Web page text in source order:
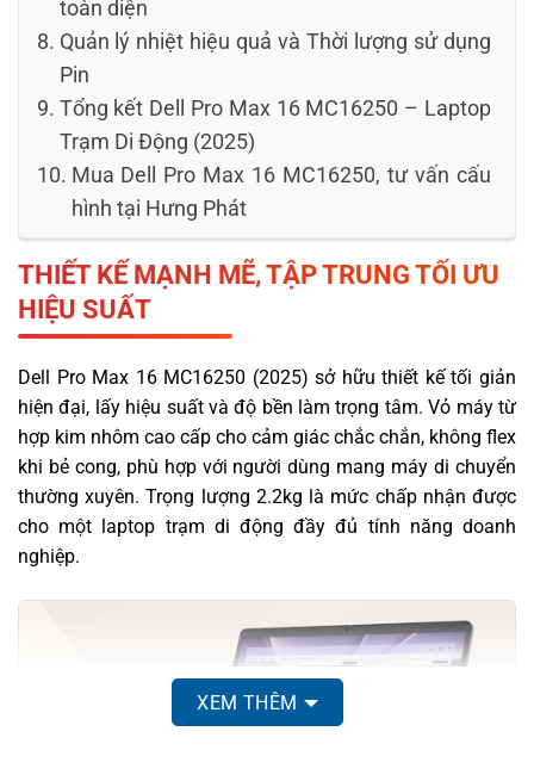
toàn diện
Quản lý nhiệt hiệu quả và Thời lượng sử dụng
Pin
Tổng kết Dell Pro Max 16 MC16250 – Laptop
Trạm Di Động (2025)
Mua Dell Pro Max 16 MC16250, tư vấn cấu
hình tại Hưng Phát
THIẾT KẾ MẠNH MẼ, TẬP TRUNG TỐI ƯU
HIỆU SUẤT
Dell Pro Max 16 MC16250 (2025) sở hữu thiết kế tối giản
hiện đại, lấy hiệu suất và độ bền làm trọng tâm. Vỏ máy từ
hợp kim nhôm cao cấp cho cảm giác chắc chắn, không flex
khi bẻ cong, phù hợp với người dùng mang máy di chuyển
thường xuyên. Trọng lượng 2.2kg là mức chấp nhận được
cho một laptop trạm di động đầy đủ tính năng doanh
nghiệp.
XEM THÊM